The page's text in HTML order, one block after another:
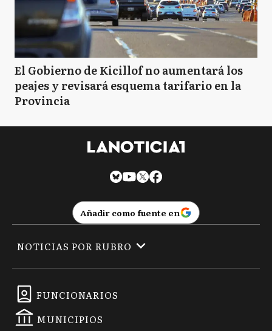
El Gobierno de Kicillof no aumentará los
peajes y revisará esquema tarifario en la
Provincia
Añadir como fuente en
FUNCIONARIOS
MUNICIPIOS
NOTICIAS POR RUBRO